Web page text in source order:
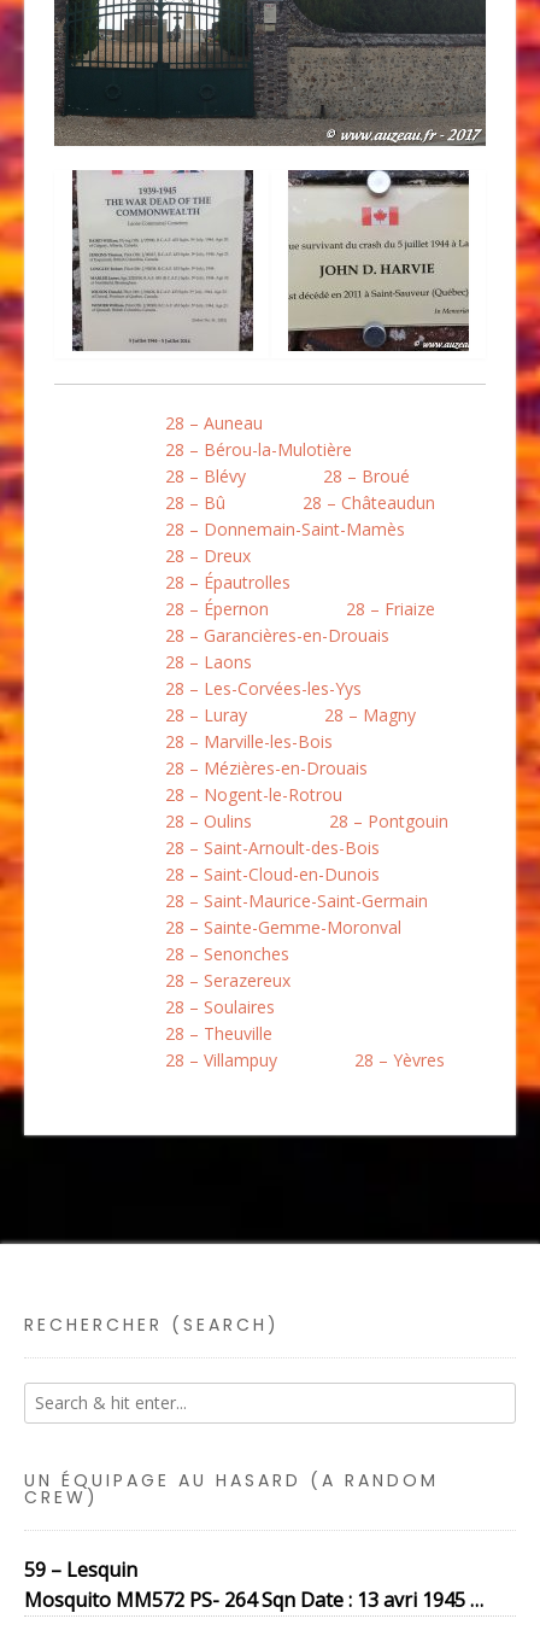
28 – Auneau
28 – Bérou-la-Mulotière
28 – Blévy
28 – Broué
28 – Bû
28 – Châteaudun
28 – Donnemain-Saint-Mamès
28 – Dreux
28 – Épautrolles
28 – Épernon
28 – Friaize
28 – Garancières-en-Drouais
28 – Laons
28 – Les-Corvées-les-Yys
28 – Luray
28 – Magny
28 – Marville-les-Bois
28 – Mézières-en-Drouais
28 – Nogent-le-Rotrou
28 – Oulins
28 – Pontgouin
28 – Saint-Arnoult-des-Bois
28 – Saint-Cloud-en-Dunois
28 – Saint-Maurice-Saint-Germain
28 – Sainte-Gemme-Moronval
28 – Senonches
28 – Serazereux
28 – Soulaires
28 – Theuville
28 – Villampuy
28 – Yèvres
RECHERCHER (SEARCH)
UN ÉQUIPAGE AU HASARD (A RANDOM
CREW)
59 – Lesquin
Mosquito MM572 PS- 264 Sqn Date : 13 avri 1945 …